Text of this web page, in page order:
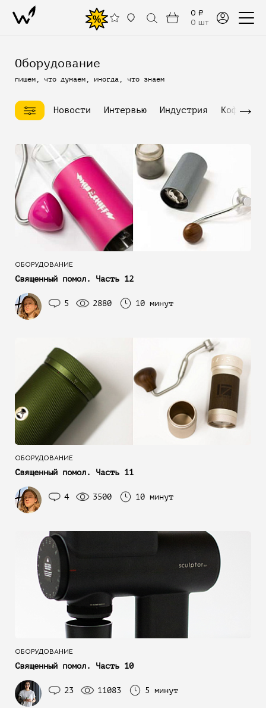
%
0 ₽
0 шт
Оборудование
пишем, что думаем, иногда, что знаем
Новости Интервью Индустрия →
ОБОРУДОВАНИЕ
Священный помол. Часть 12
5 2880 10 минут
ОБОРУДОВАНИЕ
Священный помол. Часть 11
4 3500 10 минут
ОБОРУДОВАНИЕ
Священный помол. Часть 10
23 11083 5 минут